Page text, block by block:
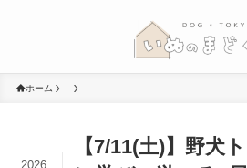
ホーム
【7/11(土)】野犬
2026